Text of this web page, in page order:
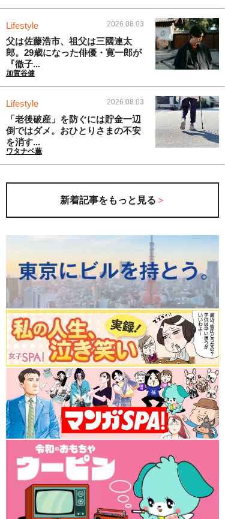
Lifestyle 2026.08.03
父は佐藤浩市、祖父は三國連太
郎。29歳になった俳優・寛一郎が
『徹子...
加賀谷健
Lifestyle 2026.08.03
「老後破産」を防ぐには貯金一辺
倒ではダメ。おひとりさまの不安
を消す...
ワタナベ薫
新着記事をもっと見る